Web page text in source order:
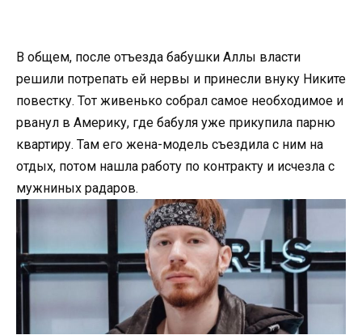
В общем, после отъезда бабушки Аллы власти
решили потрепать ей нервы и принесли внуку Никите
повестку. Тот живенько собрал самое необходимое и
рванул в Америку, где бабуля уже прикупила парню
квартиру. Там его жена-модель съездила с ним на
отдых, потом нашла работу по контракту и исчезла с
мужниных радаров.